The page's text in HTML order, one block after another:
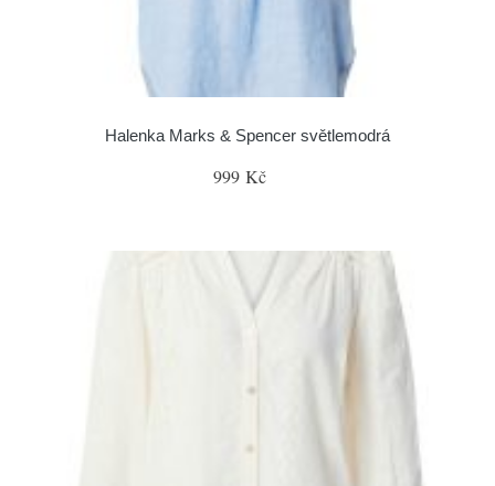
Halenka Marks & Spencer světlemodrá
999 Kč